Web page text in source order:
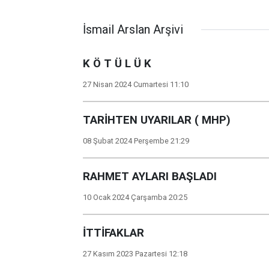
İsmail Arslan Arşivi
K Ö T Ü L Ü K
27 Nisan 2024 Cumartesi 11:10
TARİHTEN UYARILAR ( MHP)
08 Şubat 2024 Perşembe 21:29
RAHMET AYLARI BAŞLADI
10 Ocak 2024 Çarşamba 20:25
İTTİFAKLAR
27 Kasım 2023 Pazartesi 12:18